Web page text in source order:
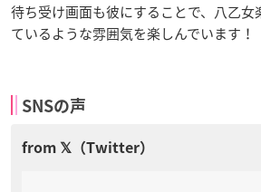
待ち受け画面も彼にすることで、八乙
ているような雰囲気を楽しんでいます！
SNSの声